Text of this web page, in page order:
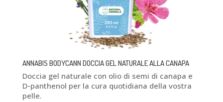
ANNABIS BODYCANN DOCCIA GEL NATURALE ALLA CANAPA
Doccia gel naturale con olio di semi di canapa e
D-panthenol per la cura quotidiana della vostra
pelle.